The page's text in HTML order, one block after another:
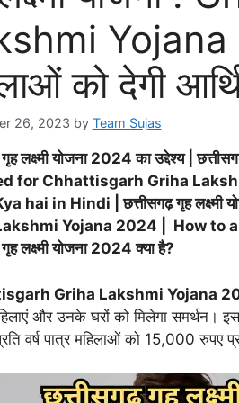
Yojana
को देगी
26, 2023 by Team Sujas
गृह लक्ष्मी योजना 2024 का उद्देश्य |
for Chhattisgarh Griha
hai in Hindi | छत्तीसगढ़ गृह
Yojana 2024 | How to
लक्ष्मी योजना 2024 क्या है?
Griha Lakshmi Yojana
और उनके घरों को मिलेगा समर्थन।
वर्ष पात्र महिलाओं को 15,000 रुपए